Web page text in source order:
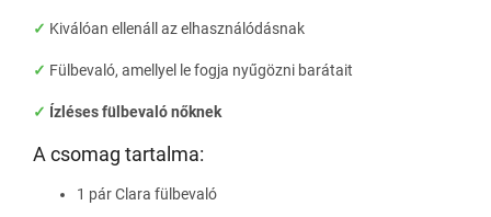
✓ Kiválóan ellenáll az elhasználódásnak
✓ Fülbevaló, amellyel le fogja nyűgözni barátait
✓ Ízléses fülbevaló nőknek
A csomag tartalma:
1 pár Clara fülbevaló